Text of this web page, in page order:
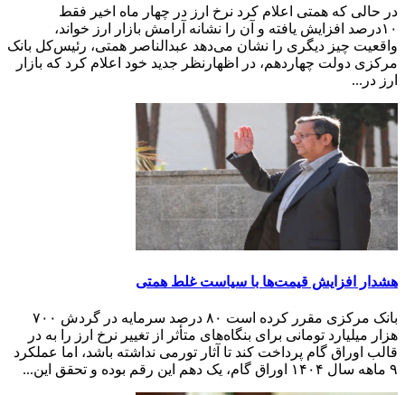
در حالی که همتی اعلام کرد نرخ ارز در چهار ماه اخیر فقط
۱۰‌درصد افزایش یافته و آن را نشانه آرامش بازار ارز خواند،
واقعیت چیز دیگری را نشان می‌دهد عبدالناصر همتی، رئیس‌کل بانک
مرکزی دولت چهاردهم، در اظهارنظر جدید خود اعلام کرد که بازار
ارز در...
هشدار افزایش قیمت‌ها با سیاست غلط همتی
بانک مرکزی مقرر کرده است ۸۰ درصد سرمایه در گردش ۷۰۰
هزار میلیارد تومانی برای بنگاه‌های متأثر از تغییر نرخ ارز را به در
قالب اوراق گام پرداخت کند تا آثار تورمی نداشته باشد، اما عملکرد
۹ ماهه سال ۱۴۰۴ اوراق گام، یک دهم این رقم بوده و تحقق این...